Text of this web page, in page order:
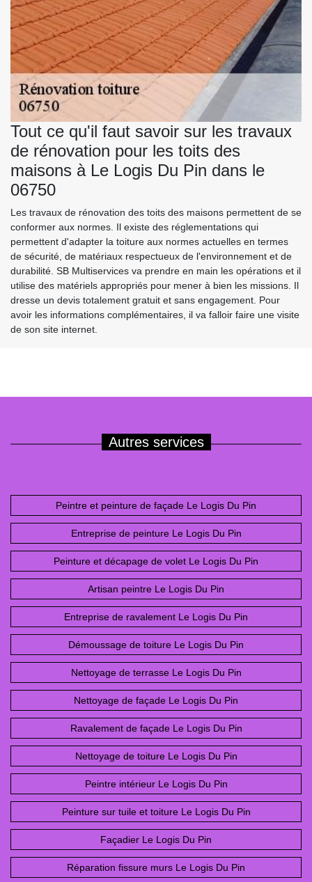
Tout ce qu'il faut savoir sur les travaux
de rénovation pour les toits des
maisons à Le Logis Du Pin dans le
06750
Les travaux de rénovation des toits des maisons permettent de se
conformer aux normes. Il existe des réglementations qui
permettent d'adapter la toiture aux normes actuelles en termes
de sécurité, de matériaux respectueux de l'environnement et de
durabilité. SB Multiservices va prendre en main les opérations et il
utilise des matériels appropriés pour mener à bien les missions. Il
dresse un devis totalement gratuit et sans engagement. Pour
avoir les informations complémentaires, il va falloir faire une visite
de son site internet.
Autres services
Peintre et peinture de façade Le Logis Du Pin
Entreprise de peinture Le Logis Du Pin
Peinture et décapage de volet Le Logis Du Pin
Artisan peintre Le Logis Du Pin
Entreprise de ravalement Le Logis Du Pin
Démoussage de toiture Le Logis Du Pin
Nettoyage de terrasse Le Logis Du Pin
Nettoyage de façade Le Logis Du Pin
Ravalement de façade Le Logis Du Pin
Nettoyage de toiture Le Logis Du Pin
Peintre intérieur Le Logis Du Pin
Peinture sur tuile et toiture Le Logis Du Pin
Façadier Le Logis Du Pin
Réparation fissure murs Le Logis Du Pin